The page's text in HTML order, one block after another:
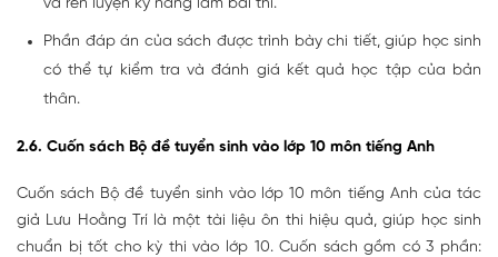
và rèn luyện kỹ năng làm bài thi.
Phần đáp án của sách được trình bày chi tiết, giúp học sinh
có thể tự kiểm tra và đánh giá kết quả học tập của bản
thân.
2.6. Cuốn sách Bộ đề tuyển sinh vào lớp 10 môn tiếng Anh
Cuốn sách Bộ đề tuyển sinh vào lớp 10 môn tiếng Anh của tác
giả Lưu Hoằng Trí là một tài liệu ôn thi hiệu quả, giúp học sinh
chuẩn bị tốt cho kỳ thi vào lớp 10. Cuốn sách gồm có 3 phần: